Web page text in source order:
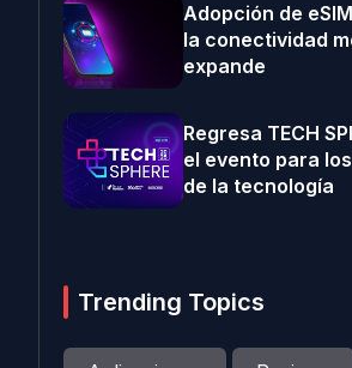
Adopción de
la conectividad
expande
Regresa TECH
el evento para
de la tecnología
Trending Topics